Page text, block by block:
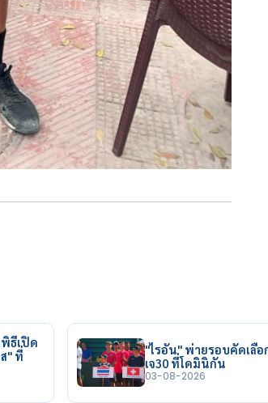
ธีเปิด
" ที่
"ไรอัน" พ่ายรอบคัดเลือ
เจ30 ที่โดมินิกัน
03-08-2026